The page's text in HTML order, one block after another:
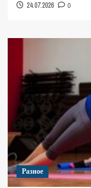
24.07.2026 0
Разное